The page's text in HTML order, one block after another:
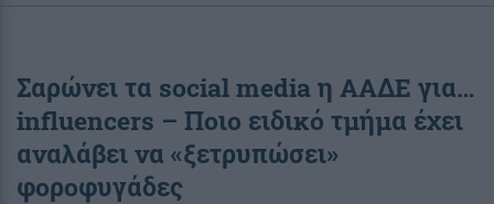
Σαρώνει τα social media η ΑΑΔΕ για…
influencers – Ποιο ειδικό τμήμα έχει
αναλάβει να «ξετρυπώσει»
φοροφυγάδες